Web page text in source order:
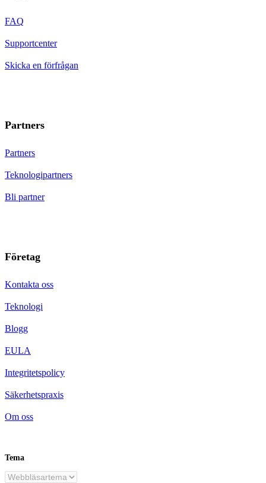
FAQ
Supportcenter
Skicka en förfrågan
Partners
Partners
Teknologipartners
Bli partner
Företag
Kontakta oss
Teknologi
Blogg
EULA
Integritetspolicy
Säkerhetspraxis
Om oss
Tema